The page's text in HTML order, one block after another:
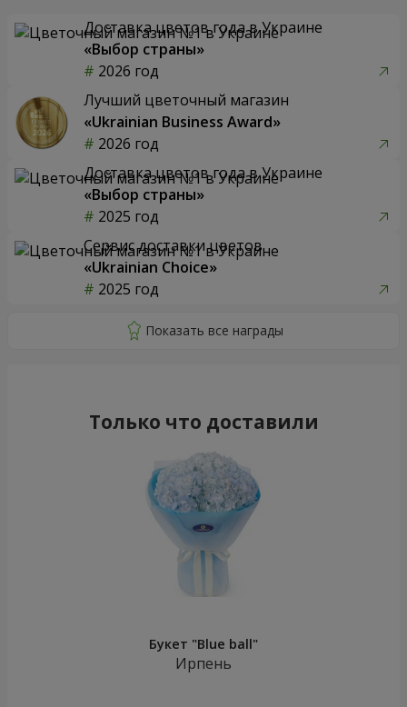
Доставка цветов года в Украине
«Выбор страны»
2026 год
Лучший цветочный магазин
«Ukrainian Business Award»
2026 год
Доставка цветов года в Украине
«Выбор страны»
2025 год
Сервис доставки цветов
«Ukrainian Choice»
2025 год
Только что доставили
Букет "Blue ball"
Ирпень